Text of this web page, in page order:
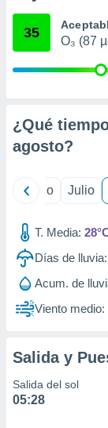
e
publicidad
1199
35
O₃ (87
¿Qué
agosto?
Junio Julio
T. Media:
Días de lluvia:
Acum. de
Viento medio:
Salida y
Salida del sol
05:28